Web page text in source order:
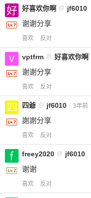
好喜欢你啊 @ jf6010
谢谢分享
喜欢 反对
vptfrm @ 好喜欢你啊
谢谢分享
喜欢 反对
四爺 @ jf6010 3年前
謝謝分享
喜欢 反对
freey2020 @ jf6010
谢谢
喜欢 反对